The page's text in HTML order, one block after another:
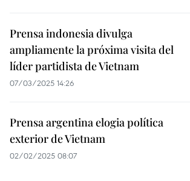
Prensa indonesia divulga
ampliamente la próxima visita del
líder partidista de Vietnam
07/03/2025 14:26
Prensa argentina elogia política
exterior de Vietnam
02/02/2025 08:07